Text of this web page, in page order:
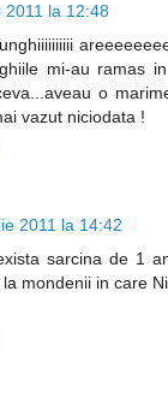
2011 la 12:48
mi-au ramas
o
vazut niciodata !
2011 la 14:42
sarcina de 1
mondenii in care